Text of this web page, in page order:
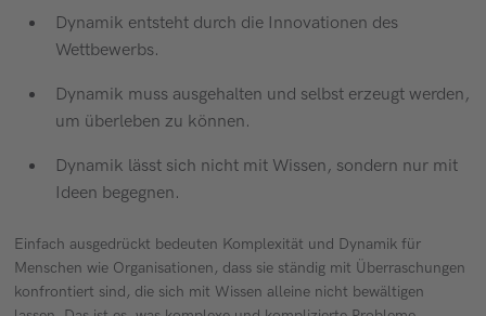
Dynamik entsteht durch die Innovationen des
Wettbewerbs.
Dynamik muss ausgehalten und selbst erzeugt werden,
um überleben zu können.
Dynamik lässt sich nicht mit Wissen, sondern nur mit
Ideen begegnen.
Einfach ausgedrückt bedeuten Komplexität und Dynamik für
Menschen wie Organisationen, dass sie ständig mit Überraschungen
konfrontiert sind, die sich mit Wissen alleine nicht bewältigen